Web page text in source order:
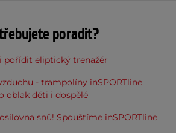
poradit?
pořídit eliptický trenažér
- trampolíny inSPORTline
oblak děti i dospělé
snů! Spouštíme inSPORTline